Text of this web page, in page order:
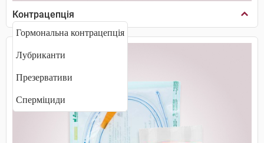
Контрацепція
Гормональна контрацепція
Лубриканти
Презервативи
Сперміциди